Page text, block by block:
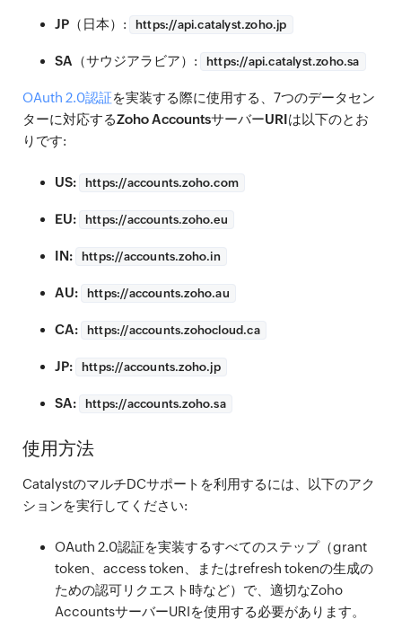
JP （日本）: https://api.catalyst.zoho.jp
SA （サウジアラビア）: https://api.catalyst.zoho.sa
OAuth 2.0認証を実装する際に使用する、7つのデータセン
ターに対応するZoho AccountsサーバーURIは以下のとお
りです:
US: https://accounts.zoho.com
EU: https://accounts.zoho.eu
IN: https://accounts.zoho.in
AU: https://accounts.zoho.au
CA: https://accounts.zohocloud.ca
JP: https://accounts.zoho.jp
SA: https://accounts.zoho.sa
使用方法
CatalystのマルチDCサポートを利用するには、以下のアク
ションを実行してください:
OAuth 2.0認証を実装するすべてのステップ（grant
token、access token、またはrefresh tokenの生成の
ための認可リクエスト時など）で、適切なZoho
AccountsサーバーURIを使用する必要があります。